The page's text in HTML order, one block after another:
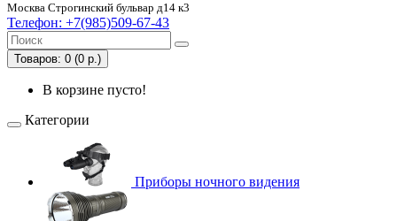
Москва Строгинский бульвар д14 к3
Телефон: +7(985)509-67-43
Товаров: 0 (0 р.)
В корзине пусто!
Категории
Приборы ночного видения